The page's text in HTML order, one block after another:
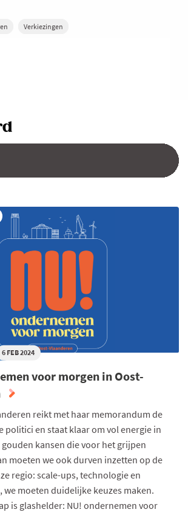
Verkiezingen
6 FEB 2024
voor morgen in Oost-
reikt met haar memorandum de
politici en staat klaar om vol energie in
kansen die voor het grijpen
moeten we ook durven inzetten op de
regio: scale-ups, technologie en
moeten duidelijke keuzes maken.
is glashelder: NU! ondernemen voor